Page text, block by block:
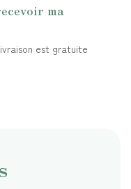
ma
est gratuite